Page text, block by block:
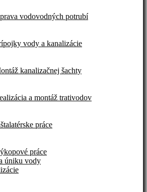
vodovodných potrubí
vody a kanalizácie
kanalizačnej šachty
a montáž trativodov
práce
práce
úniku vody